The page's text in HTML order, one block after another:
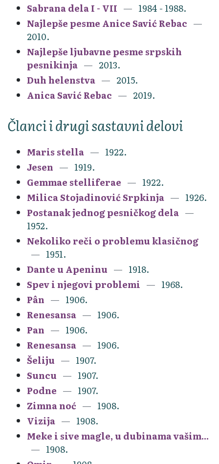
Sabrana dela I - VII
1984 - 1988.
Najlepše pesme Anice Savić Rebac
2010.
Najlepše ljubavne pesme srpskih
pesnikinja
2013.
Duh helenstva
2015.
Anica Savić Rebac
2019.
Članci i drugi sastavni delovi
Maris stella
1922.
Jesen
1919.
Gemmae stelliferae
1922.
Milica Stojadinović Srpkinja
1926.
Postanak jednog pesničkog dela
1952.
Nekoliko reči o problemu klasičnog
1951.
Dante u Apeninu
1918.
Spev i njegovi problemi
1968.
Pân
1906.
Renesansa
1906.
Pan
1906.
Renesansa
1906.
Šeliju
1907.
Suncu
1907.
Podne
1907.
Zimna noć
1908.
Vizija
1908.
Meke i sive magle, u dubinama vašim...
1908.